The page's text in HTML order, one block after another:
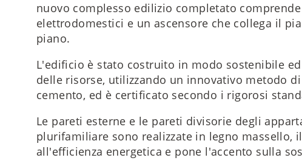
nuovo complesso edilizio completato
elettrodomestici e un ascensore che collega il
piano.
L'edificio è stato costruito in modo sostenibile
delle risorse, utilizzando un innovativo metodo
cemento, ed è certificato secondo i rigorosi
Le pareti esterne e le pareti divisorie degli
plurifamiliare sono realizzate in legno massello,
all'efficienza energetica e pone l'accento sulla